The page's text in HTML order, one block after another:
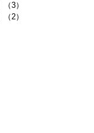
（3）
（2）